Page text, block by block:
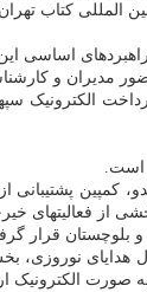
المللی کتاب
اساسی
مدیران و
الکترونیک
است.
کمپین
از فعالیتهای
و بلوچستان قرار
نوروزی،
الکترونیک ارسال